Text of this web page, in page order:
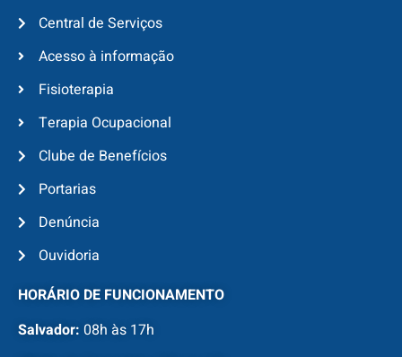
Central de Serviços
Acesso à informação
Fisioterapia
Terapia Ocupacional
Clube de Benefícios
Portarias
Denúncia
Ouvidoria
HORÁRIO DE FUNCIONAMENTO
Salvador: 08h às 17h